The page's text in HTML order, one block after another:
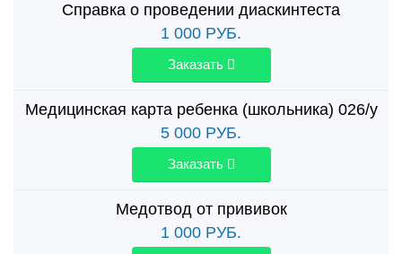
Справка о проведении диаскинтеста
1 000 РУБ.
Заказать
Медицинская карта ребенка (школьника) 026/у
5 000 РУБ.
Заказать
Медотвод от прививок
1 000 РУБ.